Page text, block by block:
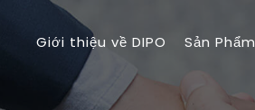
Giới thiệu về DIPO Sản Phẩm